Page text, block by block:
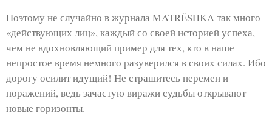
Поэтому не случайно в журнала MATRЁSHKA так много
«действующих лиц», каждый со своей историей успеха, –
чем не вдохновляющий пример для тех, кто в наше
непростое время немного разуверился в своих силах. Ибо
дорогу осилит идущий! Не страшитесь перемен и
поражений, ведь зачастую виражи судьбы открывают
новые горизонты.